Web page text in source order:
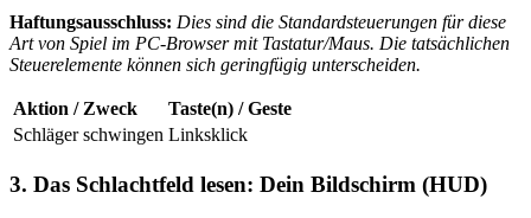
Haftungsausschluss: Dies sind die Standardsteuerungen für diese
Art von Spiel im PC-Browser mit Tastatur/Maus. Die tatsächlichen
Steuerelemente können sich geringfügig unterscheiden.
Aktion / Zweck
Taste(n) / Geste
Schläger schwingen Linksklick
3. Das Schlachtfeld lesen: Dein Bildschirm (HUD)